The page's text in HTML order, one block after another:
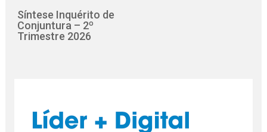
Síntese Inquérito de
Conjuntura – 2º
Trimestre 2026